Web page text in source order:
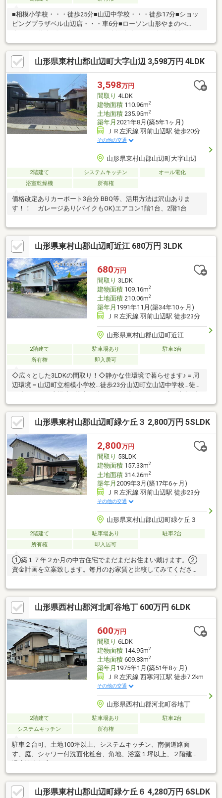
■相模小学校・・・徒歩25分■山辺中学校・・・徒歩17分■ショッ
ピングプラザベル山辺店・・・車6分■ローソン山形やまのべ
店・・・徒歩8分■ツルハドラッグ山辺東店・・・車5分■近江五丁
目児童遊園・・・徒歩1分
山形県東村山郡山辺町大字山辺 3,598万円 4LDK
3,598万円
間取り 4LDK
建物面積110.96m2
土地面積235.95m2
築年月 2021年8月(築5年1ヶ月)
ＪＲ左沢線 羽前山辺駅 徒歩20分
その他の交通
山形県東村山郡山辺町大字山辺
2階建て システムキッチン
オール電化
浴室乾燥機
所有権
価格改定ありカーポート3台分 BBQ等、活用方法は沢山ありま
す！！ ガレージあり(バイクもOK)エアコン1階1台、2階1台
山形県東村山郡山辺町近江 680万円 3LDK
680万円
間取り 3LDK
建物面積109.16m2
土地面積210.06m2
築年月 1991年11月(築34年10ヶ月)
ＪＲ左沢線 羽前山辺駅 徒歩23分
山形県東村山郡山辺町近江
2階建て 駐車場あり
駐車3台
所有権
即入居可
◇広々とした3LDKの間取り！◇静かな住環境で暮らせます♪＝周
辺環境＝山辺町立相模小学校…徒歩23分山辺町立山辺中学校…徒歩
16分おーばん山辺店…徒歩26分ローソン山形やまのべ店…徒歩9分
ツルハドラッグ山辺店…徒歩23分相模郵便局…徒歩10分
山形県東村山郡山辺町緑ケ丘３ 2,800万円 5SLDK
2,800万円
間取り 5SLDK
建物面積157.33m2
土地面積314.26m2
築年月 2009年3月(築17年6ヶ月)
ＪＲ左沢線 羽前山辺駅 徒歩23分
その他の交通
山形県東村山郡山辺町緑ケ丘３
2階建て 駐車場あり
駐車2台
所有権
即入居可
①築１７年２か月の中古住宅でまだまだお住まい戴けます。②
資金計画を立案致します。毎月のお家賃と比較してみてくださ
談させて戴きます♪閑静な住宅街の住戸、更に南向なので、１日を
通して日が当たりやすく冬場もあったか。また広々とした延床面
積１５７．３３㎡の居室空間で、その上プロの目でチェックを受
けたことを示す建築確認完了検査済証有の住戸なので、基準に適
合している事が確認済みで安心です。ちなみに３６５日異変を監
視する２４時間セキュリティー採用です。家族の物語が生まれる
５ＳＬＤＫ。ご案内いたしますのでお気軽にご連絡ください。
山形県西村山郡河北町谷地丁 600万円 6LDK
600万円
間取り 6LDK
建物面積144.95m2
土地面積609.83m2
築年月 1975年1月(築51年8ヶ月)
ＪＲ左沢線 西寒河江駅 徒歩7.2km
その他の交通
山形県西村山郡河北町谷地丁
2階建て 駐車場あり
駐車2台
システムキッチン
所有権
駐車２台可、土地100坪以上、システムキッチン、南側道路面
す、庭、シャワー付洗面化粧台、角地、浴室１坪以上、２階建、
山形県東村山郡山辺町緑ケ丘６ 4,280万円 6SLDK